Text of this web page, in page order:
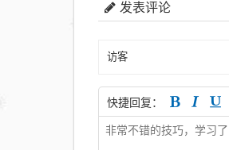
发表评论
快捷回复：